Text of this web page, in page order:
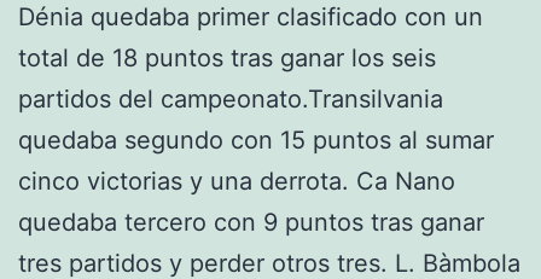
Dénia quedaba primer clasificado con un
total de 18 puntos tras ganar los seis
partidos del campeonato.Transilvania
quedaba segundo con 15 puntos al sumar
cinco victorias y una derrota. Ca Nano
quedaba tercero con 9 puntos tras ganar
tres partidos y perder otros tres. L. Bàmbola